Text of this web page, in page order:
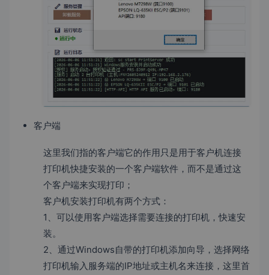
客户端
这里我们指的客户端它的作用只是用于客户机连接
打印机快捷安装的一个客户端软件，而不是通过这
个客户端来实现打印；
客户机安装打印机有两个方式：
1、可以使用客户端选择需要连接的打印机，快速安
装。
2、通过Windows自带的打印机添加向导，选择网络
打印机输入服务端的IP地址或主机名来连接，这里首